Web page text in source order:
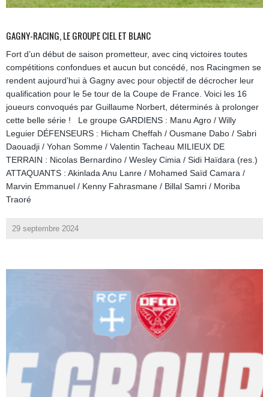
GAGNY-RACING, LE GROUPE CIEL ET BLANC
Fort d’un début de saison prometteur, avec cinq victoires toutes
compétitions confondues et aucun but concédé, nos Racingmen se
rendent aujourd’hui à Gagny avec pour objectif de décrocher leur
qualification pour le 5e tour de la Coupe de France. Voici les 16
joueurs convoqués par Guillaume Norbert, déterminés à prolonger
cette belle série ! Le groupe GARDIENS : Manu Agro / Willy
Leguier DÉFENSEURS : Hicham Cheffah / Ousmane Dabo / Sabri
Daouadji / Yohan Somme / Valentin Tacheau MILIEUX DE
TERRAIN : Nicolas Bernardino / Wesley Cimia / Sidi Haïdara (res.)
ATTAQUANTS : Akinlada Anu Lanre / Mohamed Saïd Camara /
Marvin Emmanuel / Kenny Fahrasmane / Billal Samri / Moriba
Traoré
29 septembre 2024